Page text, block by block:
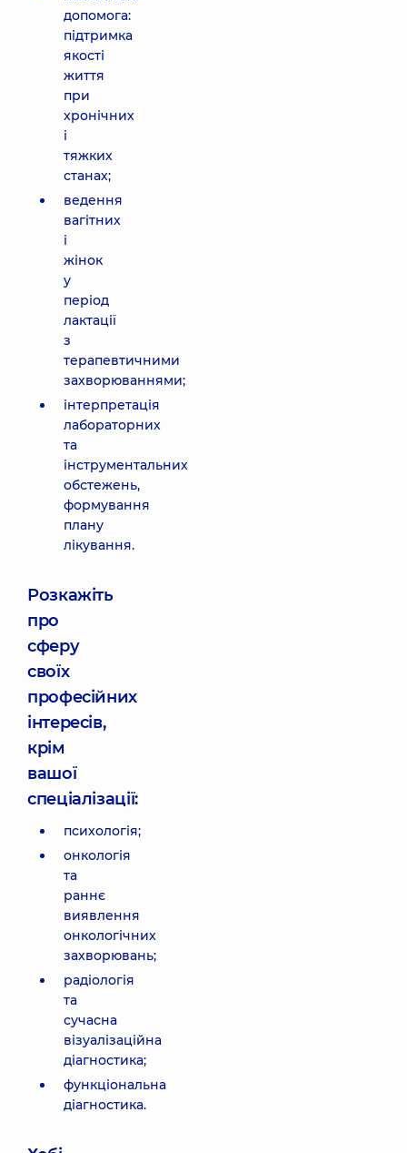
допомога:
підтримка
якості
життя
при
хронічних
і
тяжких
станах;
ведення
вагітних
і
жінок
у
період
лактації
з
терапевтичними
захворюваннями;
інтерпретація
лабораторних
та
інструментальних
обстежень,
формування
плану
лікування.
Розкажіть
про
сферу
своїх
професійних
інтересів,
крім
вашої
спеціалізації:
психологія;
онкологія
та
раннє
виявлення
онкологічних
захворювань;
радіологія
та
сучасна
візуалізаційна
діагностика;
функціональна
діагностика.